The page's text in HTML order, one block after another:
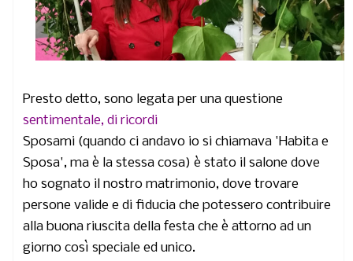
Presto detto, sono legata per una questione
sentimentale, di ricordi
Sposami (quando ci andavo io si chiamava 'Habita e
Sposa', ma è la stessa cosa) è stato il salone dove
ho sognato il nostro matrimonio, dove trovare
persone valide e di fiducia che potessero contribuire
alla buona riuscita della festa che è attorno ad un
giorno così speciale ed unico.